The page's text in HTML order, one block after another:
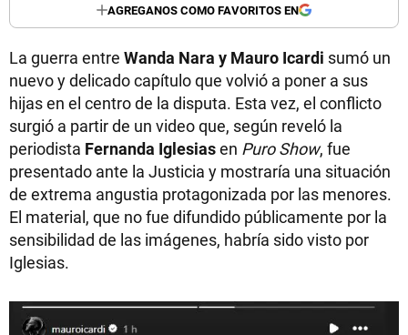
AGREGANOS COMO FAVORITOS EN
La guerra entre Wanda Nara y Mauro Icardi sumó un
nuevo y delicado capítulo que volvió a poner a sus
hijas en el centro de la disputa. Esta vez, el conflicto
surgió a partir de un video que, según reveló la
periodista Fernanda Iglesiasen Puro Show, fue
presentado ante la Justicia y mostraría una situación
de extrema angustia protagonizada por las menores.
El material, que no fue difundido públicamente por la
sensibilidad de las imágenes, habría sido visto por
Iglesias.